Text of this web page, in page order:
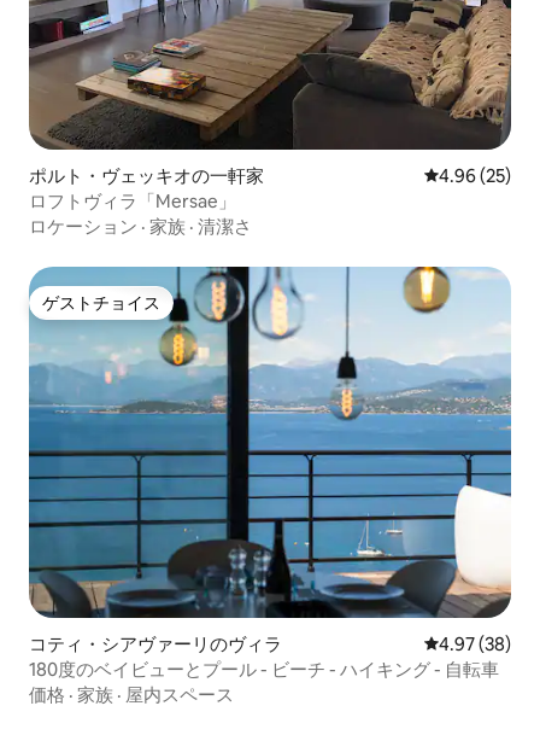
ポルト・ヴェッキオの一軒家 レビュー25
4.96 (25)
ロフトヴィラ「Mersae」
ロケーション · 家族 · 清潔さ
ゲストチョイス
ゲストチョイス
コティ・シアヴァーリのヴィラ レビュー38
4.97 (38)
180度のベイビューとプール - ビーチ - ハイキング - 自転車
価格 · 家族 · 屋内スペース